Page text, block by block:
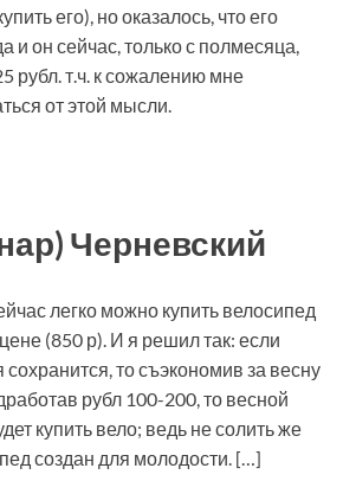
его), но оказалось, что его
и он сейчас, только с полмесяца,
рубл. т.ч. к сожалению мне
от этой мысли.
Черневский
легко можно купить велосипед
(850 р). И я решил так: если
то съэкономив за весну
рубл 100-200, то весной
купить вело; ведь не солить же
создан для молодости. […]